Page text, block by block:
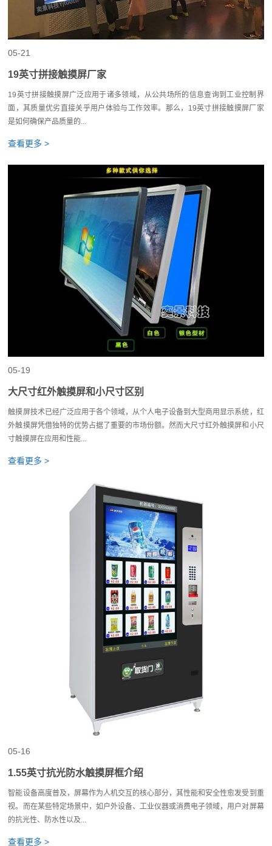
05-21
19英寸拼接触摸屏厂家
19英寸拼接触摸屏广泛应用于诸多领域，从公共场所的信息查询到工业控制界
面，其质量优劣直接关乎用户体验与工作效率。那么，19英寸拼接触摸屏厂家
是如何确保产品质量的...
查看更多 >
05-19
大尺寸红外触摸屏和小尺寸区别
触摸屏技术已经广泛应用于各个领域，从个人电子设备到大型商用显示系统，红
外触摸屏凭借独特的优势占据了重要的市场份额。然而大尺寸红外触摸屏和小尺
寸触摸屏在应用和性能...
查看更多 >
05-16
1.55英寸抗光防水触摸屏框介绍
智能设备高度普及，屏幕作为人机交互的核心部分，其性能和安全性愈发受到重
视。而在某些特定场景中，如户外设备、工业仪器或消费电子领域，用户对屏幕
的抗光性、防水性以及...
查看更多 >